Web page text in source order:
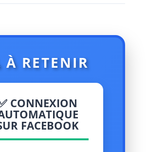
À RETENIR
CONNEXION
FACEBOOK